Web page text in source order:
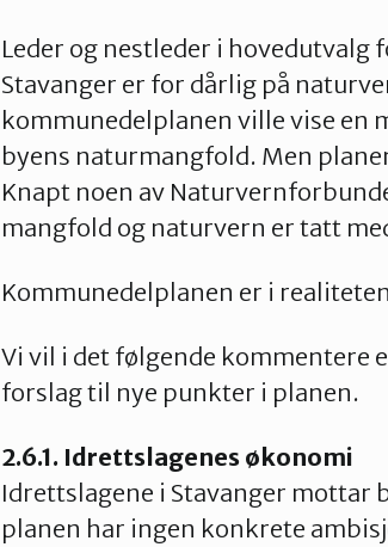
Leder og nestleder i
Stavanger er for dårlig på
kommunedelplanen ville vise en
byens naturmangfold. Men
Knapt noen av
mangfold og naturvern er tatt
Kommunedelplanen er i
Vi vil i det følgende kommentere
forslag til nye punkter i planen.
2.6.1. Idrettslagenes økonomi
Idrettslagene i Stavanger mottar
planen har ingen konkrete